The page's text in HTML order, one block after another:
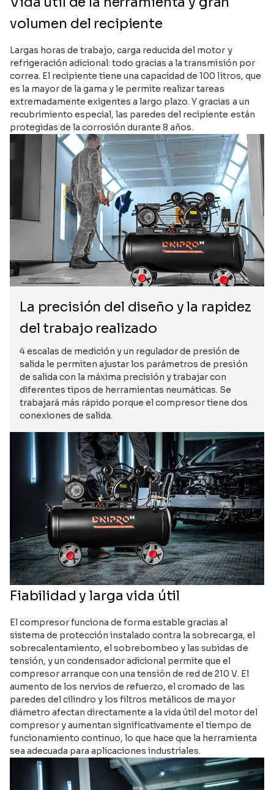
volumen del recipiente
Largas horas de trabajo, carga reducida del motor y
refrigeración adicional: todo gracias a la transmisión por
correa. El recipiente tiene una capacidad de 100 litros, que
es la mayor de la gama y le permite realizar tareas
extremadamente exigentes a largo plazo. Y gracias a un
recubrimiento especial, las paredes del recipiente están
protegidas de la corrosión durante 8 años.
La precisión del diseño y la rapidez
del trabajo realizado
4 escalas de medición y un regulador de presión de
salida le permiten ajustar los parámetros de presión
de salida con la máxima precisión y trabajar con
diferentes tipos de herramientas neumáticas. Se
trabajará más rápido porque el compresor tiene dos
conexiones de salida.
Fiabilidad y larga vida útil
El compresor funciona de forma estable gracias al
sistema de protección instalado contra la sobrecarga, el
sobrecalentamiento, el sobrebombeo y las subidas de
tensión, y un condensador adicional permite que el
compresor arranque con una tensión de red de 210 V. El
aumento de los nervios de refuerzo, el cromado de las
paredes del cilindro y los filtros metálicos de mayor
diámetro afectan directamente a la vida útil del motor del
compresor y aumentan significativamente el tiempo de
funcionamiento continuo, lo que hace que la herramienta
sea adecuada para aplicaciones industriales.